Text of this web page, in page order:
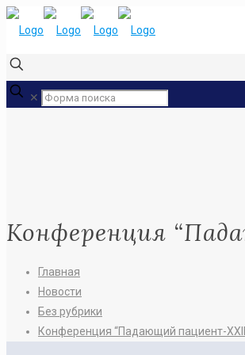
✕
Конференция
Главная
Новости
Без рубрики
Конференция “Падающий пациент-